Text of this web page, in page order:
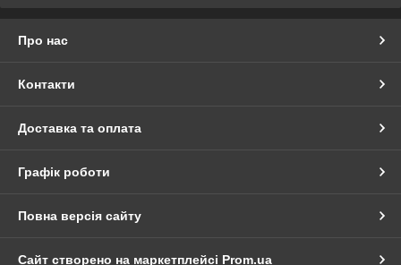
Про нас
Контакти
Доставка та оплата
Графік роботи
Повна версія сайту
Сайт створено на маркетплейсі Prom.ua